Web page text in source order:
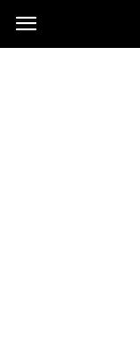
Cowtoruniu.pl